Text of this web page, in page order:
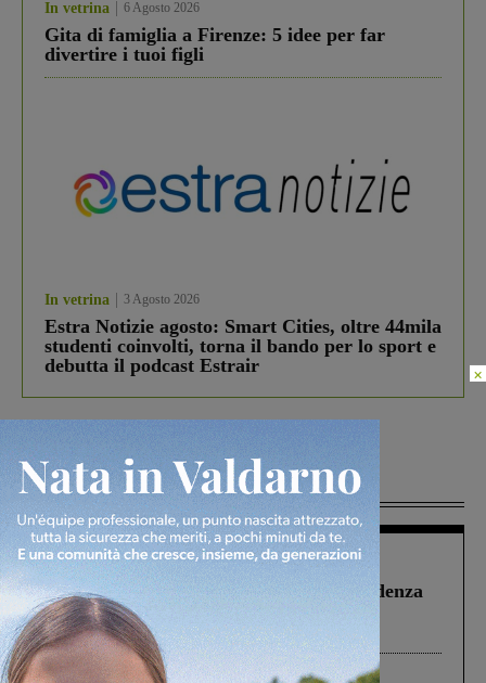
In vetrina 6 Agosto 2026
Gita di famiglia a Firenze: 5 idee per far
divertire i tuoi figli
In vetrina 3 Agosto 2026
Estra Notizie agosto: Smart Cities, oltre 44mila
studenti coinvolti, torna il bando per lo sport e
debutta il podcast Estrair
Più lette
Figline Incisa Valdarno 1 Agosto 2026
Piscina di Figline finanziata oltre la scadenza
Pnrr, il gruppo di Fratelli d’Italia: “Un
ringraziamento al Governo”
Cronaca 4 Agosto 2026
×